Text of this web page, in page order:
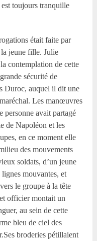
toujours tranquille
était faite par
jeune fille. Julie
contemplation de cette
sécurité de
Duroc, auquel il dit une
Les manœuvres
personne avait partagé
de Napoléon et les
en ce moment elle
des mouvements
soldats, d’un jeune
mouvantes, et
le groupe à la tête
officier montait un
au sein de cette
bleu de ciel des
broderies pétillaient